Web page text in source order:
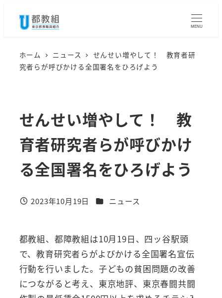
MENU
ホーム ニュース
せんせい増やして！ 教育者研
究者らが呼びかける全国署名をひろげよう
せんせい増やして！ 教
育者研究者らが呼びかけ
る全国署名をひろげよう
投稿日
2023年10月19日 カテゴリー
ニュース
都教組、都障教組は10月19日、四ッ谷駅頭
で、教育研究者らがよびかける全国署名宣伝
行動を行いました。子どもの貧困問題の改善
につながると考え、東京地評、東京春闘共闘